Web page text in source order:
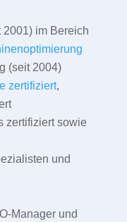
2001) im Bereich
(seit 2004)
zertifiziert,
zertifiziert sowie
und
Manager und